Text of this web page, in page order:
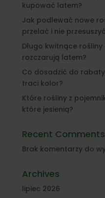
kupować latem?
Jak podlewać nowe
przelać i nie
Długo kwitnące
rozczarują latem?
Co dosadzić do
traci kolor?
Które rośliny z
które jesienią?
Recent Comments
Brak komentarzy do
Archives
lipiec 2026